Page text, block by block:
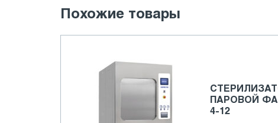
Похожие товары
ПАРОВОЙ
4-12